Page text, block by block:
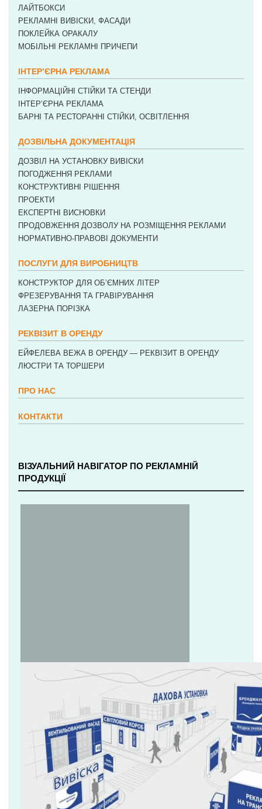
ЛАЙТБОКСИ
РЕКЛАМНІ ВИВІСКИ, ФАСАДИ
ПОКЛЕЙКА ОРАКАЛУ
МОБІЛЬНІ РЕКЛАМНІ ПРИЧЕПИ
ІНТЕР’ЄРНА РЕКЛАМА
ІНФОРМАЦІЙНІ СТІЙКИ ТА СТЕНДИ
ІНТЕР’ЄРНА РЕКЛАМА
БАРНІ ТА РЕСТОРАННІ СТІЙКИ, ОСВІТЛЕННЯ
ДОЗВІЛЬНА ДОКУМЕНТАЦІЯ
ДОЗВІЛ НА УСТАНОВКУ ВИВІСКИ
ПОГОДЖЕННЯ РЕКЛАМИ
КОНСТРУКТИВНІ РІШЕННЯ
ПРОЕКТИ
ЕКСПЕРТНІ ВИСНОВКИ
ПРОДОВЖЕННЯ ДОЗВОЛУ НА РОЗМІЩЕННЯ РЕКЛАМИ
НОРМАТИВНО-ПРАВОВІ ДОКУМЕНТИ
ПОСЛУГИ ДЛЯ ВИРОБНИЦТВ
КОНСТРУКТОР ДЛЯ ОБ’ЄМНИХ ЛІТЕР
ФРЕЗЕРУВАННЯ ТА ГРАВІРУВАННЯ
ЛАЗЕРНА ПОРІЗКА
РЕКВІЗИТ В ОРЕНДУ
ЕЙФЕЛЕВА ВЕЖА В ОРЕНДУ — РЕКВІЗИТ В ОРЕНДУ
ЛЮСТРИ ТА ТОРШЕРИ
ПРО НАС
КОНТАКТИ
ВІЗУАЛЬНИЙ НАВІГАТОР ПО РЕКЛАМНІЙ
ПРОДУКЦІЇ